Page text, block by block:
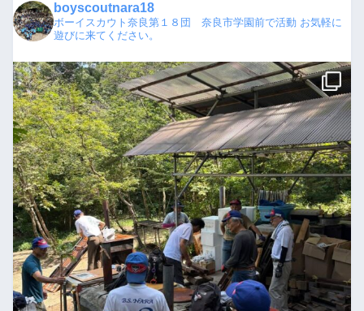
boyscoutnara18
ボーイスカウト奈良第１８団 奈良市学園前で活動 お気軽に
遊びに来てください。